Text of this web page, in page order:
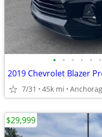
• • • • • •
2019 Chevrolet Blazer
7/31 45k mi
$29,999